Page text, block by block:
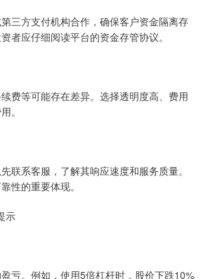
三方支付机构合作，确保客户资金隔离存
者应仔细阅读平台的资金存管协议。
费等可能存在差异。选择透明度高、费用
。
联系客服，了解其响应速度和服务质量。
性的重要体现。
示
亏。例如，使用5倍杠杆时，股价下跌10%